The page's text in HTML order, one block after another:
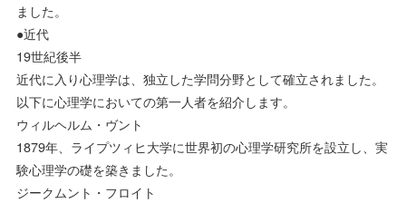
ました。
●近代
19世紀後半
近代に入り心理学は、独立した学問分野として確立されました。
以下に心理学においての第一人者を紹介します。
ウィルヘルム・ヴント
1879年、ライプツィヒ大学に世界初の心理学研究所を設立し、実
験心理学の礎を築きました。
ジークムント・フロイト